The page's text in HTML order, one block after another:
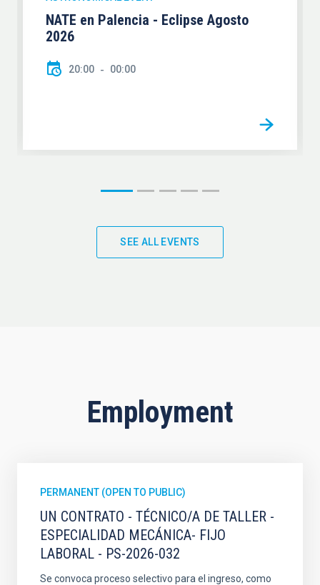
NATE en Palencia - Eclipse Agosto
2026
20:00 00:00
SEE ALL EVENTS
Employment
PERMANENT (OPEN TO PUBLIC)
UN CONTRATO - TÉCNICO/A DE TALLER -
ESPECIALIDAD MECÁNICA- FIJO
LABORAL - PS-2026-032
Se convoca proceso selectivo para el ingreso, como